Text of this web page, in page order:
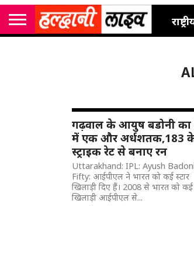
गढ़वाल के आयुष बडोनी का
में एक और अर्धशतक,183
स्ट्राइक रेट से बनाए रन
Uttarakhand: IPL: Ayush
Fifty: आईपीएल ने भारत को कई स्टार
खिलाड़ी दिए हैं। 2008 से भारत को कई
खिलाड़ी आईपीएल से...